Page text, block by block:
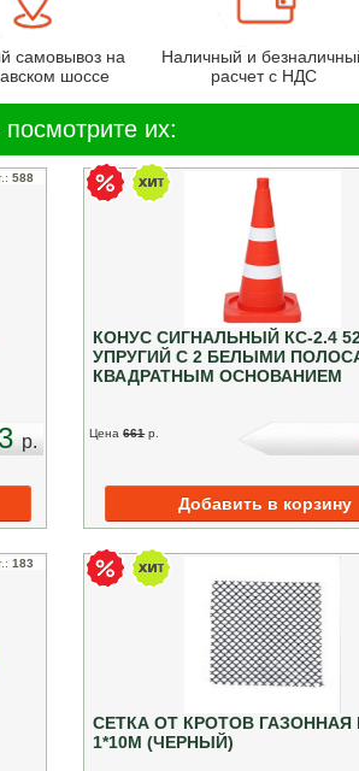
самовывоз на
шоссе
Наличный и
расчет с НДС
их:
588
p.
КОНУС СИГНАЛЬНЫЙ КС-2.4
УПРУГИЙ С 2 БЕЛЫМИ
КВАДРАТНЫМ ОСНОВАНИЕМ
Цена 661 p.
183
СЕТКА ОТ КРОТОВ ГАЗОННАЯ
1*10М (ЧЕРНЫЙ)